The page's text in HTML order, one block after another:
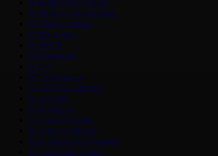
#Андрей Золотарев
# Федор Добронравов
# Обзор фильма
# Фонд Кино
# РЕН ТВ
# Домашний
# СТС
# Пятый канал
# Чайка Терешкова
# Невский
# Интервью
# Юрий Стоянов
#Лариса Гузеева
# История его служанки
# Павел Прилучный